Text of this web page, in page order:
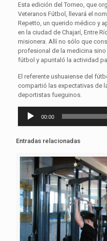
Esta edición del Torneo, que
Veteranos Fútbol, llevará el
Repetto, un querido médico y
en la ciudad de Chajarí, Entre
misionera. Allí no sólo que
profesional de la medicina
fútbol y apuntaló la actividad
El referente ushuaiense del
compartió las expectativas de
deportistas fueguinos.
Reproductor
00:00
Entradas relacionadas